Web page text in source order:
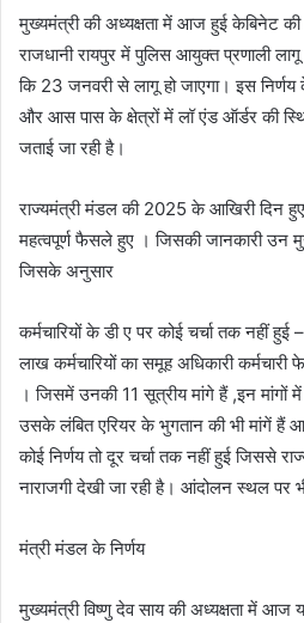
मुख्यमंत्री की अध्यक्षता में आज हुई केबिनेट की
राजधानी रायपुर में पुलिस आयुक्त प्रणाली
कि 23 जनवरी से लागू हो जाएगा। इस निर्णय
और आस पास के क्षेत्रों में लॉ एंड ऑर्डर की
जताई जा रही है।
राज्यमंत्री मंडल की 2025 के आखिरी दिन
महत्वपूर्ण फैसले हुए । जिसकी जानकारी उन
जिसके अनुसार
कर्मचारियों के डी ए पर कोई चर्चा तक नहीं
लाख कर्मचारियों का समूह अधिकारी
। जिसमें उनकी 11 सूत्रीय मांगे हैं ,इन
उसके लंबित एरियर के भुगतान की भी मांगें हैं
कोई निर्णय तो दूर चर्चा तक नहीं हुई जिससे
नाराजगी देखी जा रही है। आंदोलन स्थल पर
मंत्री मंडल के निर्णय
मुख्यमंत्री विष्णु देव साय की अध्यक्षता में आज